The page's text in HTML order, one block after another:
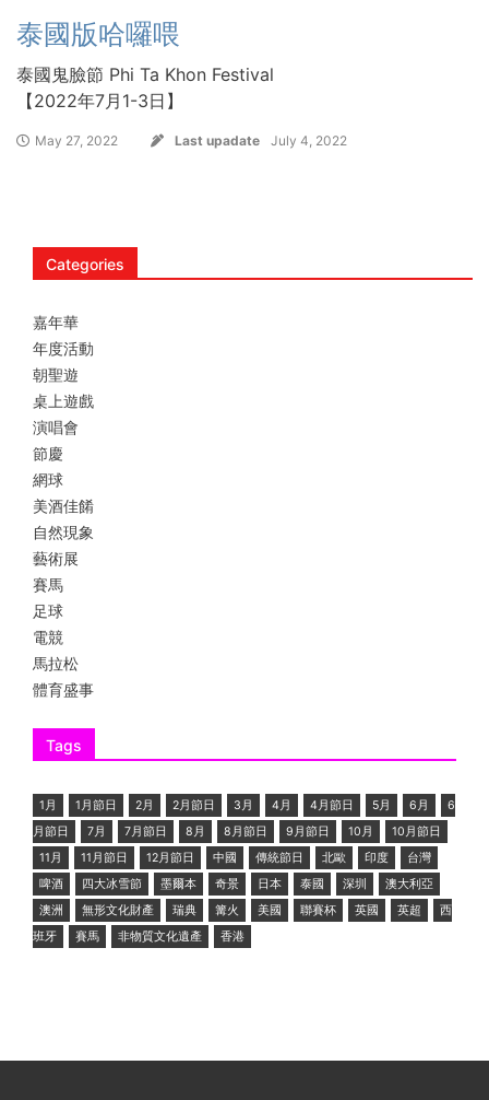
泰國版哈囉喂
泰國鬼臉節 Phi Ta Khon Festival
【2022年7月1-3日】
May 27, 2022 Last upadate July 4, 2022
Categories
嘉年華
年度活動
朝聖遊
桌上遊戲
演唱會
節慶
網球
美酒佳餚
自然現象
藝術展
賽馬
足球
電競
馬拉松
體育盛事
Tags
1月 1月節日 2月 2月節日 3月 4月 4月節日 5月 6月
6
月節日
7月 7月節日 8月 8月節日 9月節日 10月
10月節日
11月
11月節日 12月節日 中國 傳統節日 北歐 印度
台灣
啤酒
四大冰雪節 墨爾本 奇景 日本 泰國 深圳
澳大利亞
澳洲
無形文化財產 瑞典 篝火 美國 聯賽杯 英國 英超
西
班牙
賽馬 非物質文化遺產 香港